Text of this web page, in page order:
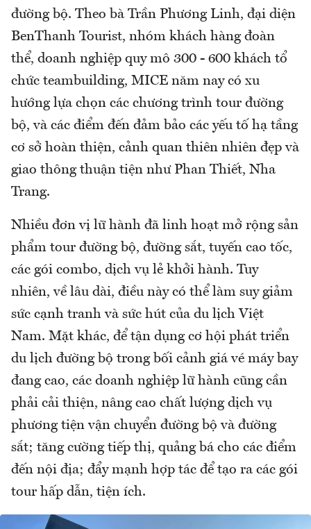
đường bộ. Theo bà Trần Phương Linh, đại diện
BenThanh Tourist, nhóm khách hàng đoàn
thể, doanh nghiệp quy mô 300 - 600 khách tổ
chức teambuilding, MICE năm nay có xu
hướng lựa chọn các chương trình tour đường
bộ, và các điểm đến đảm bảo các yếu tố hạ tầng
cơ sở hoàn thiện, cảnh quan thiên nhiên đẹp và
giao thông thuận tiện như Phan Thiết, Nha
Trang.
Nhiều đơn vị lữ hành đã linh hoạt mở rộng sản
phẩm tour đường bộ, đường sắt, tuyến cao tốc,
các gói combo, dịch vụ lẻ khởi hành. Tuy
nhiên, về lâu dài, điều này có thể làm suy giảm
sức cạnh tranh và sức hút của du lịch Việt
Nam. Mặt khác, để tận dụng cơ hội phát triển
du lịch đường bộ trong bối cảnh giá vé máy bay
đang cao, các doanh nghiệp lữ hành cũng cần
phải cải thiện, nâng cao chất lượng dịch vụ
phương tiện vận chuyển đường bộ và đường
sắt; tăng cường tiếp thị, quảng bá cho các điểm
đến nội địa; đẩy mạnh hợp tác để tạo ra các gói
tour hấp dẫn, tiện ích.